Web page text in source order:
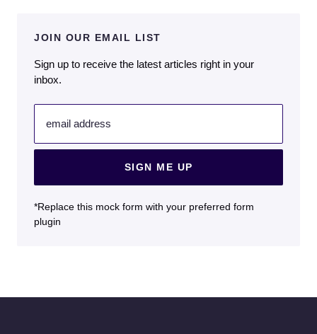
JOIN OUR EMAIL LIST
Sign up to receive the latest articles right in your
inbox.
email address
SIGN ME UP
*Replace this mock form with your preferred form
plugin